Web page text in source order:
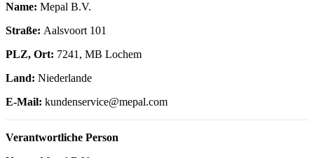
Name: Mepal B.V.
Straße: Aalsvoort 101
PLZ, Ort: 7241, MB Lochem
Land: Niederlande
E-Mail: kundenservice@mepal.com
Verantwortliche Person